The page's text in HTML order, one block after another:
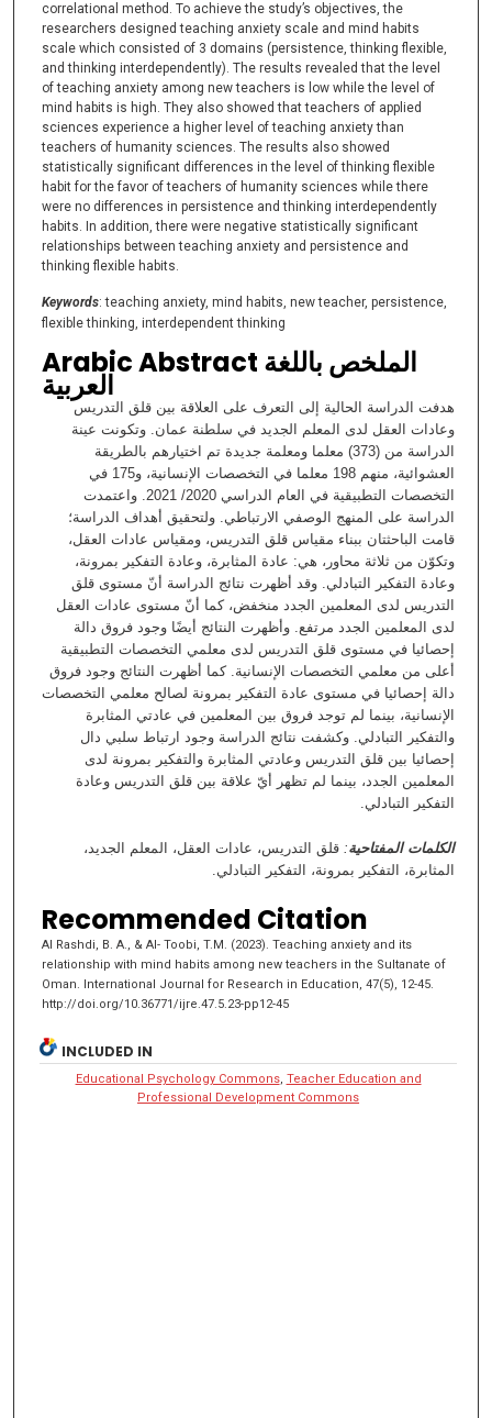
correlational method. To achieve the study’s objectives, the
researchers designed teaching anxiety scale and mind habits
scale which consisted of 3 domains (persistence, thinking flexible,
and thinking interdependently). The results revealed that the level
of teaching anxiety among new teachers is low while the level of
mind habits is high. They also showed that teachers of applied
sciences experience a higher level of teaching anxiety than
teachers of humanity sciences. The results also showed
statistically significant differences in the level of thinking flexible
habit for the favor of teachers of humanity sciences while there
were no differences in persistence and thinking interdependently
habits. In addition, there were negative statistically significant
relationships between teaching anxiety and persistence and
thinking flexible habits.
Keywords: teaching anxiety, mind habits, new teacher, persistence,
flexible thinking, interdependent thinking
Arabic Abstract الملخص باللغة
العربية
هدفت الدراسة الحالية إلى التعرف على العلاقة بين قلق التدريس
وعادات العقل لدى المعلم الجديد في سلطنة عمان. وتكونت عينة
الدراسة من (373) معلما ومعلمة جديدة تم اختيارهم بالطريقة
العشوائية، منهم 198 معلما في التخصصات الإنسانية، و175 في
التخصصات التطبيقية في العام الدراسي 2020/ 2021. واعتمدت
الدراسة على المنهج الوصفي الارتباطي. ولتحقيق أهداف الدراسة؛
قامت الباحثتان ببناء مقياس قلق التدريس، ومقياس عادات العقل،
وتكوّن من ثلاثة محاور، هي: عادة المثابرة، وعادة التفكير بمرونة،
وعادة التفكير التبادلي. وقد أظهرت نتائج الدراسة أنّ مستوى قلق
التدريس لدى المعلمين الجدد منخفض، كما أنّ مستوى عادات العقل
لدى المعلمين الجدد مرتفع. وأظهرت النتائج أيضًا وجود فروق دالة
إحصائيا في مستوى قلق التدريس لدى معلمي التخصصات التطبيقية
أعلى من معلمي التخصصات الإنسانية. كما أظهرت النتائج وجود فروق
دالة إحصائيا في مستوى عادة التفكير بمرونة لصالح معلمي التخصصات
الإنسانية، بينما لم توجد فروق بين المعلمين في عادتي المثابرة
والتفكير التبادلي. وكشفت نتائج الدراسة وجود ارتباط سلبي دال
إحصائيا بين قلق التدريس وعادتي المثابرة والتفكير بمرونة لدى
المعلمين الجدد، بينما لم تظهر أيّ علاقة بين قلق التدريس وعادة
التفكير التبادلي.
الكلمات المفتاحية:قلق التدريس، عادات العقل، المعلم الجديد،
المثابرة، التفكير بمرونة، التفكير التبادلي.
Recommended Citation
Al Rashdi, B. A., & Al- Toobi, T.M. (2023). Teaching anxiety and its
relationship with mind habits among new teachers in the Sultanate of
Oman. International Journal for Research in Education, 47(5), 12-45.
http://doi.org/10.36771/ijre.47.5.23-pp12-45
INCLUDED IN
Educational Psychology Commons, Teacher Education and
Professional Development Commons